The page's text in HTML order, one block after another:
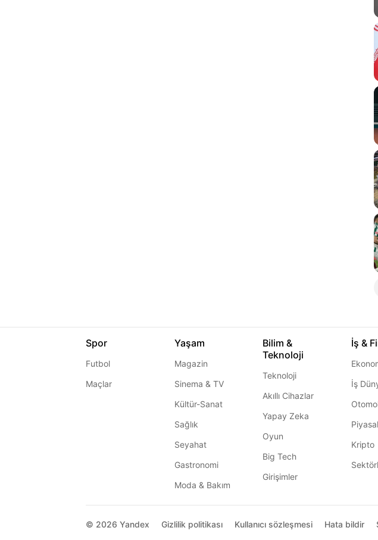
Spor
Futbol
Maçlar
Yaşam
Magazin
Sinema & TV
Kültür-Sanat
Sağlık
Seyahat
Gastronomi
Moda & Bakım
Bilim &
Teknoloji
Teknoloji
Akıllı Cihazlar
Yapay Zeka
Oyun
Big Tech
Girişimler
İş &
İş
Kripto
© 2026 Yandex Gizlilik politikası Kullanıcı sözleşmesi Hata bildir